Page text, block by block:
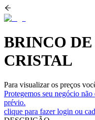
BRINCO
CRISTAL
Para visualizar os preços
Protegemos seu negócio
prévio.
clique para fazer login ou